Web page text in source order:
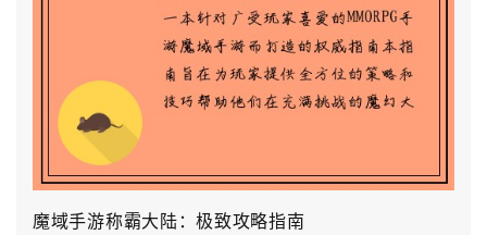
魔域手游称霸大陆：极致攻略指南